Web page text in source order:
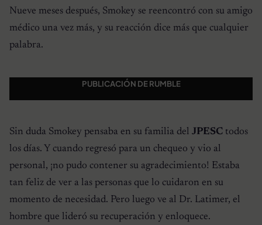
Nueve meses después, Smokey se reencontró con su amigo
médico una vez más, y su reacción dice más que cualquier
palabra.
PUBLICACIÓN DE RUMBLE
Sin duda Smokey pensaba en su familia del JPESC todos
los días. Y cuando regresó para un chequeo y vio al
personal, ¡no pudo contener su agradecimiento! Estaba
tan feliz de ver a las personas que lo cuidaron en su
momento de necesidad. Pero luego ve al Dr. Latimer, el
hombre que lideró su recuperación y enloquece.